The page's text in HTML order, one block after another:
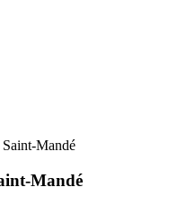
Mandé
Mandé